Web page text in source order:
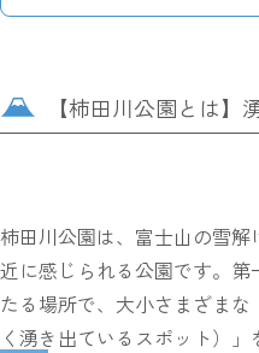
【柿田川公園とは
柿田川公園は、富士山の雪
近に感じられる公園です。
たる場所で、大小さまざま
く湧き出ているスポット）